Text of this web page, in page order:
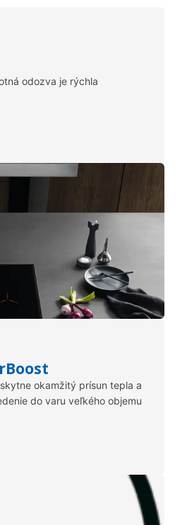
odozva je rýchla
okamžitý prísun tepla a
do varu veľkého objemu